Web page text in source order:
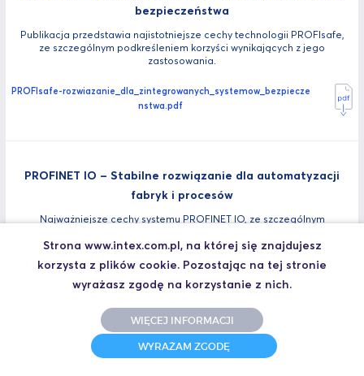
bezpieczeństwa
Publikacja przedstawia najistotniejsze cechy technologii PROFIsafe,
ze szczególnym podkreśleniem korzyści wynikających z jego
zastosowania.
PROFIsafe-rozwiazanie_dla_zintegrowanych_systemow_bezpiecze
nstwa.pdf
PROFINET IO – Stabilne rozwiązanie dla automatyzacji
fabryk i procesów
Najważniejsze cechy systemu PROFINET IO, ze szczególnym
października 2010.
PROFINET_IO-stabilne_rozwiazanie_dla_automatyzacji_fabryk_i_pr
ocesow.pdf
Kontakt
Strona www.intex.com.pl, na której się znajdujesz
korzysta z plików cookie. Pozostając na tej stronie
wyrażasz zgodę na korzystanie z nich.
WIĘCEJ INFORMACJI
WYRAŻAM ZGODĘ